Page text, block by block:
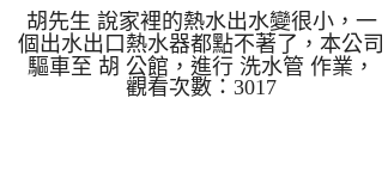
新豐 泰安街 洗水管
胡先生 說家裡的熱水出水變很小，一
個出水出口熱水器都點不著了，本公司
驅車至 胡 公館，進行 洗水管 作業，
檢測並無發現，本公司裝設 高周波水
觀看次數：3017